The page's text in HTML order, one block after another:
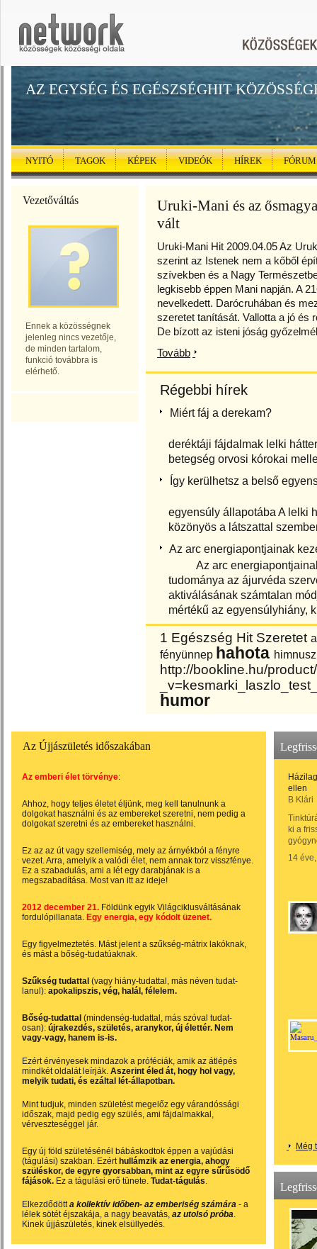
AZ EGYSÉG ÉS EGÉSZSÉGHIT
NYITÓ TAGOK KÉPEK VIDEÓK HÍREK FÓRUM
Vezetőváltás
Ennek a közösségnek
jelenleg nincs vezetője,
de minden tartalom,
funkció továbbra is
elérhető.
Uruki-Mani és az
vált
Uruki-Mani Hit 2009.04.05 Az
szerint az Istenek nem a kőből
szívekben és a Nagy
legkisebb éppen Mani napján. A
nevelkedett. Darócruhában és
szeretet tanítását. Vallotta a jó és
De bízott az isteni jóság
Tovább
Régebbi hírek
Miért fáj a derekam?
deréktáji fájdalmak lelki
betegség orvosi kórokai
Így kerülhetsz a belső
egyensúly állapotába A lelki
közönyös a látszattal
Az arc energiapontjainak
Az arc energiapontjainak
tudománya az ájurvéda
aktiválásának számtalan
mértékű az egyensúlyhiány,
1 Egészség Hit Szeretet
fényünnep hahota himnusz
http://bookline.hu/
humor
Az Újjászületés időszakában
Az emberi élet törvénye:
Ahhoz, hogy teljes életet éljünk, meg kell tanulnunk a
dolgokat használni és az embereket szeretni, nem pedig a
dolgokat szeretni és az embereket használni.
Ez az az út vagy szellemiség, mely az árnyékból a fényre
vezet. Arra, amelyik a valódi élet, nem annak torz visszfénye.
Ez a szabadulás, ami a lét egy darabjának is a
megszabadítása. Most van itt az ideje!
2012 december 21. Földünk egyik Világciklusváltásának
fordulópillanata. Egy energia, egy kódolt üzenet.
Egy figyelmeztetés. Mást jelent a szűkség-mátrix lakóknak,
és mást a bőség-tudatúaknak.
Szűkség tudattal (vagy hiány-tudattal, más néven tudat-
lanul): apokalipszis, vég, halál, félelem.
Bőség-tudattal (mindenség-tudattal, más szóval tudat-
osan): újrakezdés, születés, aranykor, új élettér. Nem
vagy-vagy, hanem is-is.
Ezért érvényesek mindazok a próféciák, amik az átlépés
mindkét oldalát leírják. Aszerint éled át, hogy hol vagy,
melyik tudati, és ezáltal lét-állapotban.
Mint tudjuk, minden születést megelőz egy várandóssági
időszak, majd pedig egy szülés, ami fájdalmakkal,
vérveszteséggel jár.
Egy új föld születésénél bábáskodtok éppen a vajúdási
(tágulási) szakban. Ezérthullámzik az energia, ahogy
szüléskor, de egyre gyorsabban, mint az egyre sűrűsödő
fájások. Ez a tágulási erő tünete. Tudat-tágulás.
Elkezdődötta kollektív időben- az emberiség számára - a
lélek sötét éjszakája, a nagy beavatás, az utolsó próba.
Kinek újjászületés, kinek elsüllyedés.
ellen
B Klári
ki a
14
Még